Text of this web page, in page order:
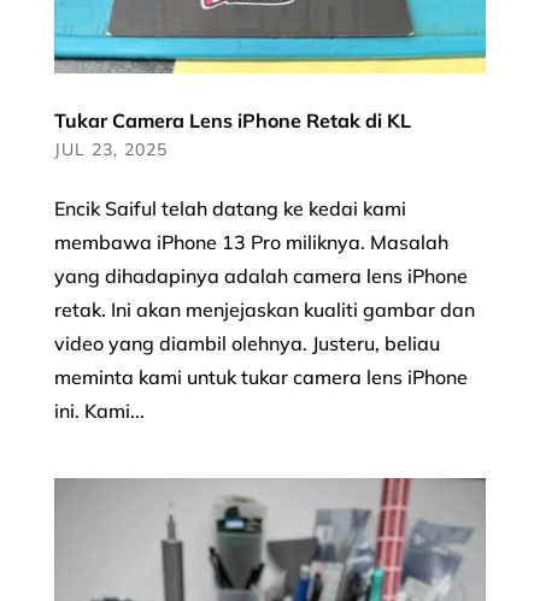
Tukar Camera Lens iPhone Retak di KL
JUL 23, 2025
Encik Saiful telah datang ke kedai kami
membawa iPhone 13 Pro miliknya. Masalah
yang dihadapinya adalah camera lens iPhone
retak. Ini akan menjejaskan kualiti gambar dan
video yang diambil olehnya. Justeru, beliau
meminta kami untuk tukar camera lens iPhone
ini. Kami...